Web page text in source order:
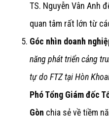
TS. Nguyễn Vân Anh
quan tâm rất lớn từ
Góc nhìn doanh
năng phát triển cảng
tự do FTZ tại Hòn
Phó Tổng Giám đốc
Gòn chia sẻ về tiềm